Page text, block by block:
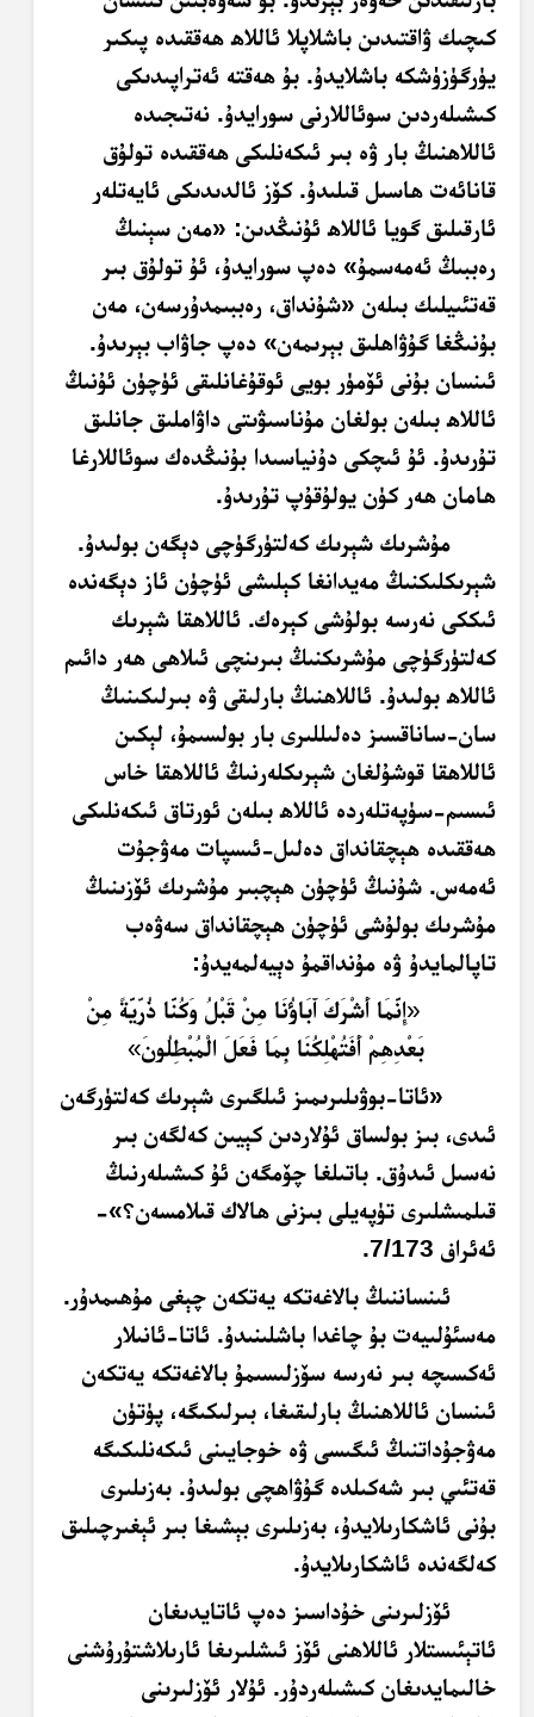
كىچىك ۋاقتىدىن باشلاپلا ئاللاھ ھەققىدە پىكىر
يۈرگۈزۈشكە باشلايدۇ. بۇ ھەقتە ئەتراپىدىكى
كىشىلەردىن سوئاللارنى سورايدۇ. نەتىجىدە
ئاللاھنىڭ بار ۋە بىر ئىكەنلىكى ھەققىدە تولۇق
قانائەت ھاسىل قىلىدۇ. كۆز ئالدىدىكى ئايەتلەر
ئارقىلىق گويا ئاللاھ ئۇنىڭدىن: «مەن سېنىڭ
رەببىڭ ئەمەسمۇ» دەپ سورايدۇ، ئۇ تولۇق بىر
قەتئىيلىك بىلەن «شۇنداق، رەببىمدۇرسەن، مەن
بۇنىڭغا گۇۋاھلىق بېرىمەن» دەپ جاۋاب بېرىدۇ.
ئىنسان بۇنى ئۆمۈر بويى ئوقۇغانلىقى ئۈچۈن ئۇنىڭ
ئاللاھ بىلەن بولغان مۇناسىۋىتى داۋاملىق جانلىق
تۇرىدۇ. ئۇ ئىچكى دۇنياسىدا بۇنىڭدەك سوئاللارغا
ھامان ھەر كۈن يولۇقۇپ تۇرىدۇ.
مۇشرىك شېرىك كەلتۈرگۈچى دېگەن بولىدۇ.
شېرىكلىكنىڭ مەيدانغا كېلىشى ئۈچۈن ئاز دېگەندە
ئىككى نەرسە بولۇشى كېرەك. ئاللاھقا شېرىك
كەلتۈرگۈچى مۇشرىكنىڭ بىرىنچى ئىلاھى ھەر دائىم
ئاللاھ بولىدۇ. ئاللاھنىڭ بارلىقى ۋە بىرلىكىنىڭ
سان-ساناقسىز دەلىللىرى بار بولسىمۇ، لېكىن
ئاللاھقا قوشۇلغان شېرىكلەرنىڭ ئاللاھقا خاس
ئىسىم-سۈپەتلەردە ئاللاھ بىلەن ئورتاق ئىكەنلىكى
ھەققىدە ھېچقانداق دەلىل-ئىسپات مەۋجۇت
ئەمەس. شۇنىڭ ئۈچۈن ھېچبىر مۇشرىك ئۆزىنىڭ
مۇشرىك بولۇشى ئۈچۈن ھېچقانداق سەۋەب
تاپالمايدۇ ۋە مۇنداقمۇ دېيەلمەيدۇ:
«إِنَّمَا أَشْرَكَ آَبَاؤُنَا مِنْ قَبْلُ وَكُنَّا ذُرِّيَّةً مِنْ
بَعْدِهِمْ أَفَتُهْلِكُنَا بِمَا فَعَلَ الْمُبْطِلُونَ»
«ئاتا-بوۋىلىرىمىز ئىلگىرى شېرىك كەلتۈرگەن
ئىدى، بىز بولساق ئۇلاردىن كېيىن كەلگەن بىر
نەسىل ئىدۇق. باتىلغا چۆمگەن ئۇ كىشىلەرنىڭ
قىلمىشلىرى تۈپەيلى بىزنى ھالاك قىلامسەن؟»-
ئەئراف 7/173.
ئىنساننىڭ بالاغەتكە يەتكەن چېغى مۇھىمدۇر.
مەسئۇلىيەت بۇ چاغدا باشلىنىدۇ. ئاتا-ئانىلار
ئەكسىچە بىر نەرسە سۆزلىسىمۇ بالاغەتكە يەتكەن
ئىنسان ئاللاھنىڭ بارلىقىغا، بىرلىكىگە، پۈتۈن
مەۋجۇداتنىڭ ئىگىسى ۋە خوجايىنى ئىكەنلىكىگە
قەتئىي بىر شەكىلدە گۇۋاھچى بولىدۇ. بەزىلىرى
بۇنى ئاشكارىلايدۇ، بەزىلىرى بېشىغا بىر ئېغىرچىلىق
كەلگەندە ئاشكارىلايدۇ.
ئۆزلىرىنى خۇداسىز دەپ ئاتايدىغان
ئاتېئىستلار ئاللاھنى ئۆز ئىشلىرىغا ئارىلاشتۇرۇشنى
خالىمايدىغان كىشىلەردۇر. ئۇلار ئۆزلىرىنى